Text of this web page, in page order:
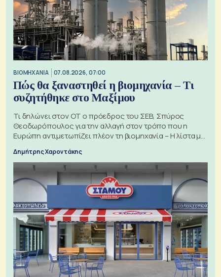
ΒΙΟΜΗΧΑΝΙΑ 07.08.2026, 07:00
Πώς θα ξαναστηθεί η βιομηχανία – Τι
συζητήθηκε στο Μαξίμου
Τι δηλώνει στον ΟΤ ο πρόεδρος του ΣΕΒ, Σπύρος
Θεοδωρόπουλος για την αλλαγή στον τρόπο που η
Ευρώπη αντιμετωπίζει πλέον τη βιομηχανία – Η λίστα με
Δημήτρης Χαροντάκης